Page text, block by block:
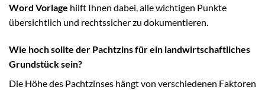
Word Vorlage hilft Ihnen dabei, alle wichtigen Punkte
übersichtlich und rechtssicher zu dokumentieren.
Wie hoch sollte der Pachtzins für ein landwirtschaftliches
Grundstück sein?
Die Höhe des Pachtzinses hängt von verschiedenen Faktoren